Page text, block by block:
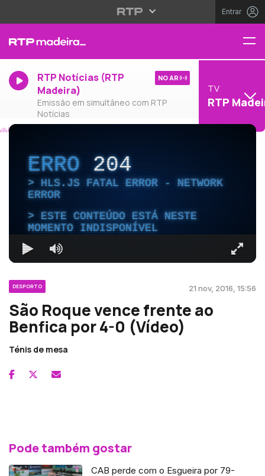
Entrar
RTP Notícias (RTP
Madeira)
Emissão em simultâneo com RTP
Notícias
NO AR
TV
RTP
ERRO204
HLS.JS FATAL ERROR - NETWORK
ERROR
ESTE CONTEÚDO ESTÁ NESTE
MOMENTO INDISPONÍVEL
DESPORTO 21 nov, 2016, 15:56
São Roque vence frente ao
Benfica por 4-0 (Vídeo)
Ténis de mesa
Pode também gostar
CAB perde com o Esgueira por 79-